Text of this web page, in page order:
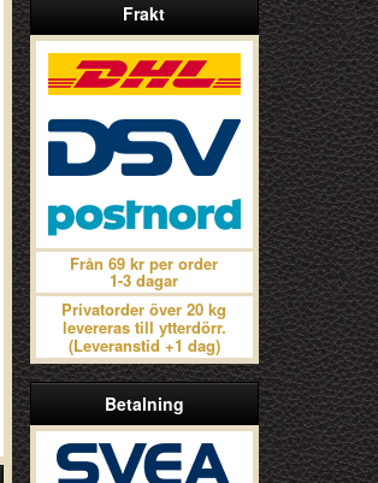
Frakt
Från 69 kr per order
1-3 dagar
Privatorder över 20 kg
levereras till ytterdörr.
(Leveranstid +1 dag)
Betalning